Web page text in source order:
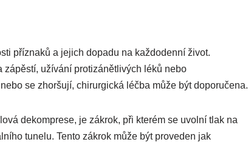
příznaků a jejich dopadu na každodenní život.
zápěstí, užívání protizánětlivých léků nebo
se zhoršují, chirurgická léčba může být doporučena.
dekomprese, je zákrok, při kterém se uvolní tlak na
tunelu. Tento zákrok může být proveden jak